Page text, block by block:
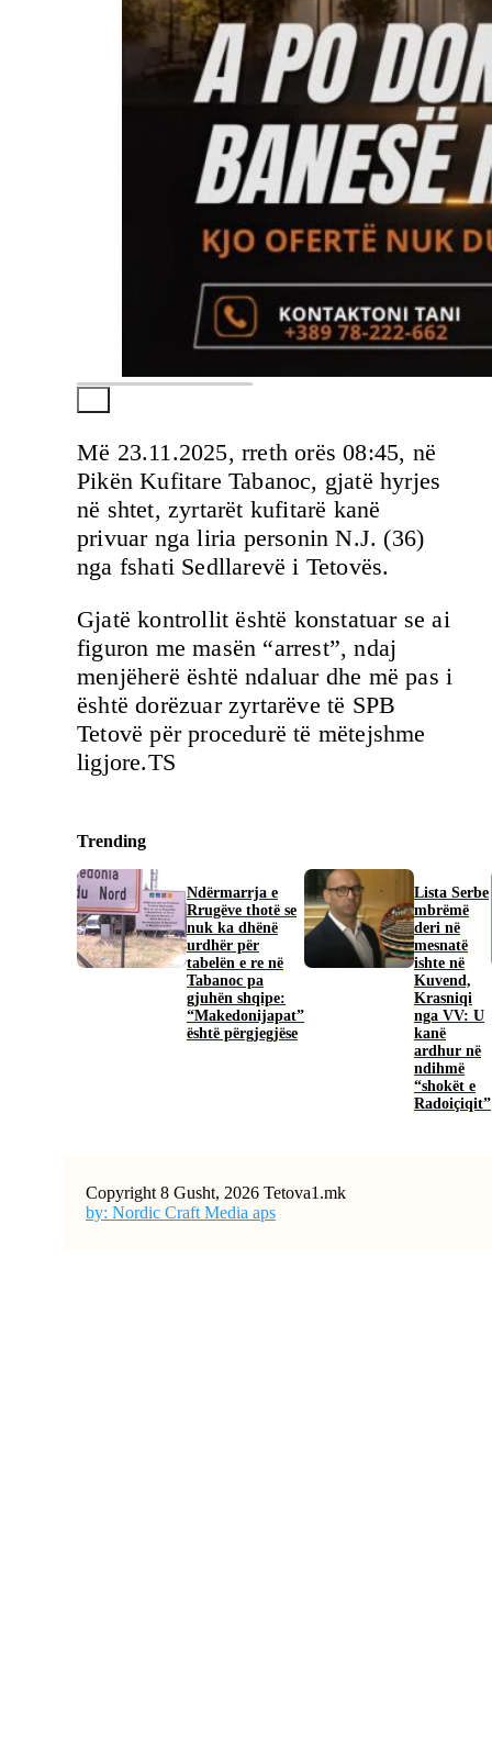
Më 23.11.2025, rreth orës 08:45, në
Pikën Kufitare Tabanoc, gjatë hyrjes
në shtet, zyrtarët kufitarë kanë
privuar nga liria personin N.J. (36)
nga fshati Sedllarevë i Tetovës.
Gjatë kontrollit është konstatuar se ai
figuron me masën “arrest”, ndaj
menjëherë është ndaluar dhe më pas i
është dorëzuar zyrtarëve të SPB
Tetovë për procedurë të mëtejshme
ligjore.TS
Trending
Ndërmarrja e
Rrugëve thotë se
nuk ka dhënë
urdhër për
tabelën e re në
Tabanoc pa
gjuhën shqipe:
“Makedonijapat”
është përgjegjëse
​Lista Serbe
mbrëmë
deri në
mesnatë
ishte në
Kuvend,
Krasniqi
nga VV: U
kanë
ardhur në
ndihmë
“shokët e
Radoiçiqit”
Copyright 8 Gusht, 2026 Tetova1.mk
by: Nordic Craft Media aps